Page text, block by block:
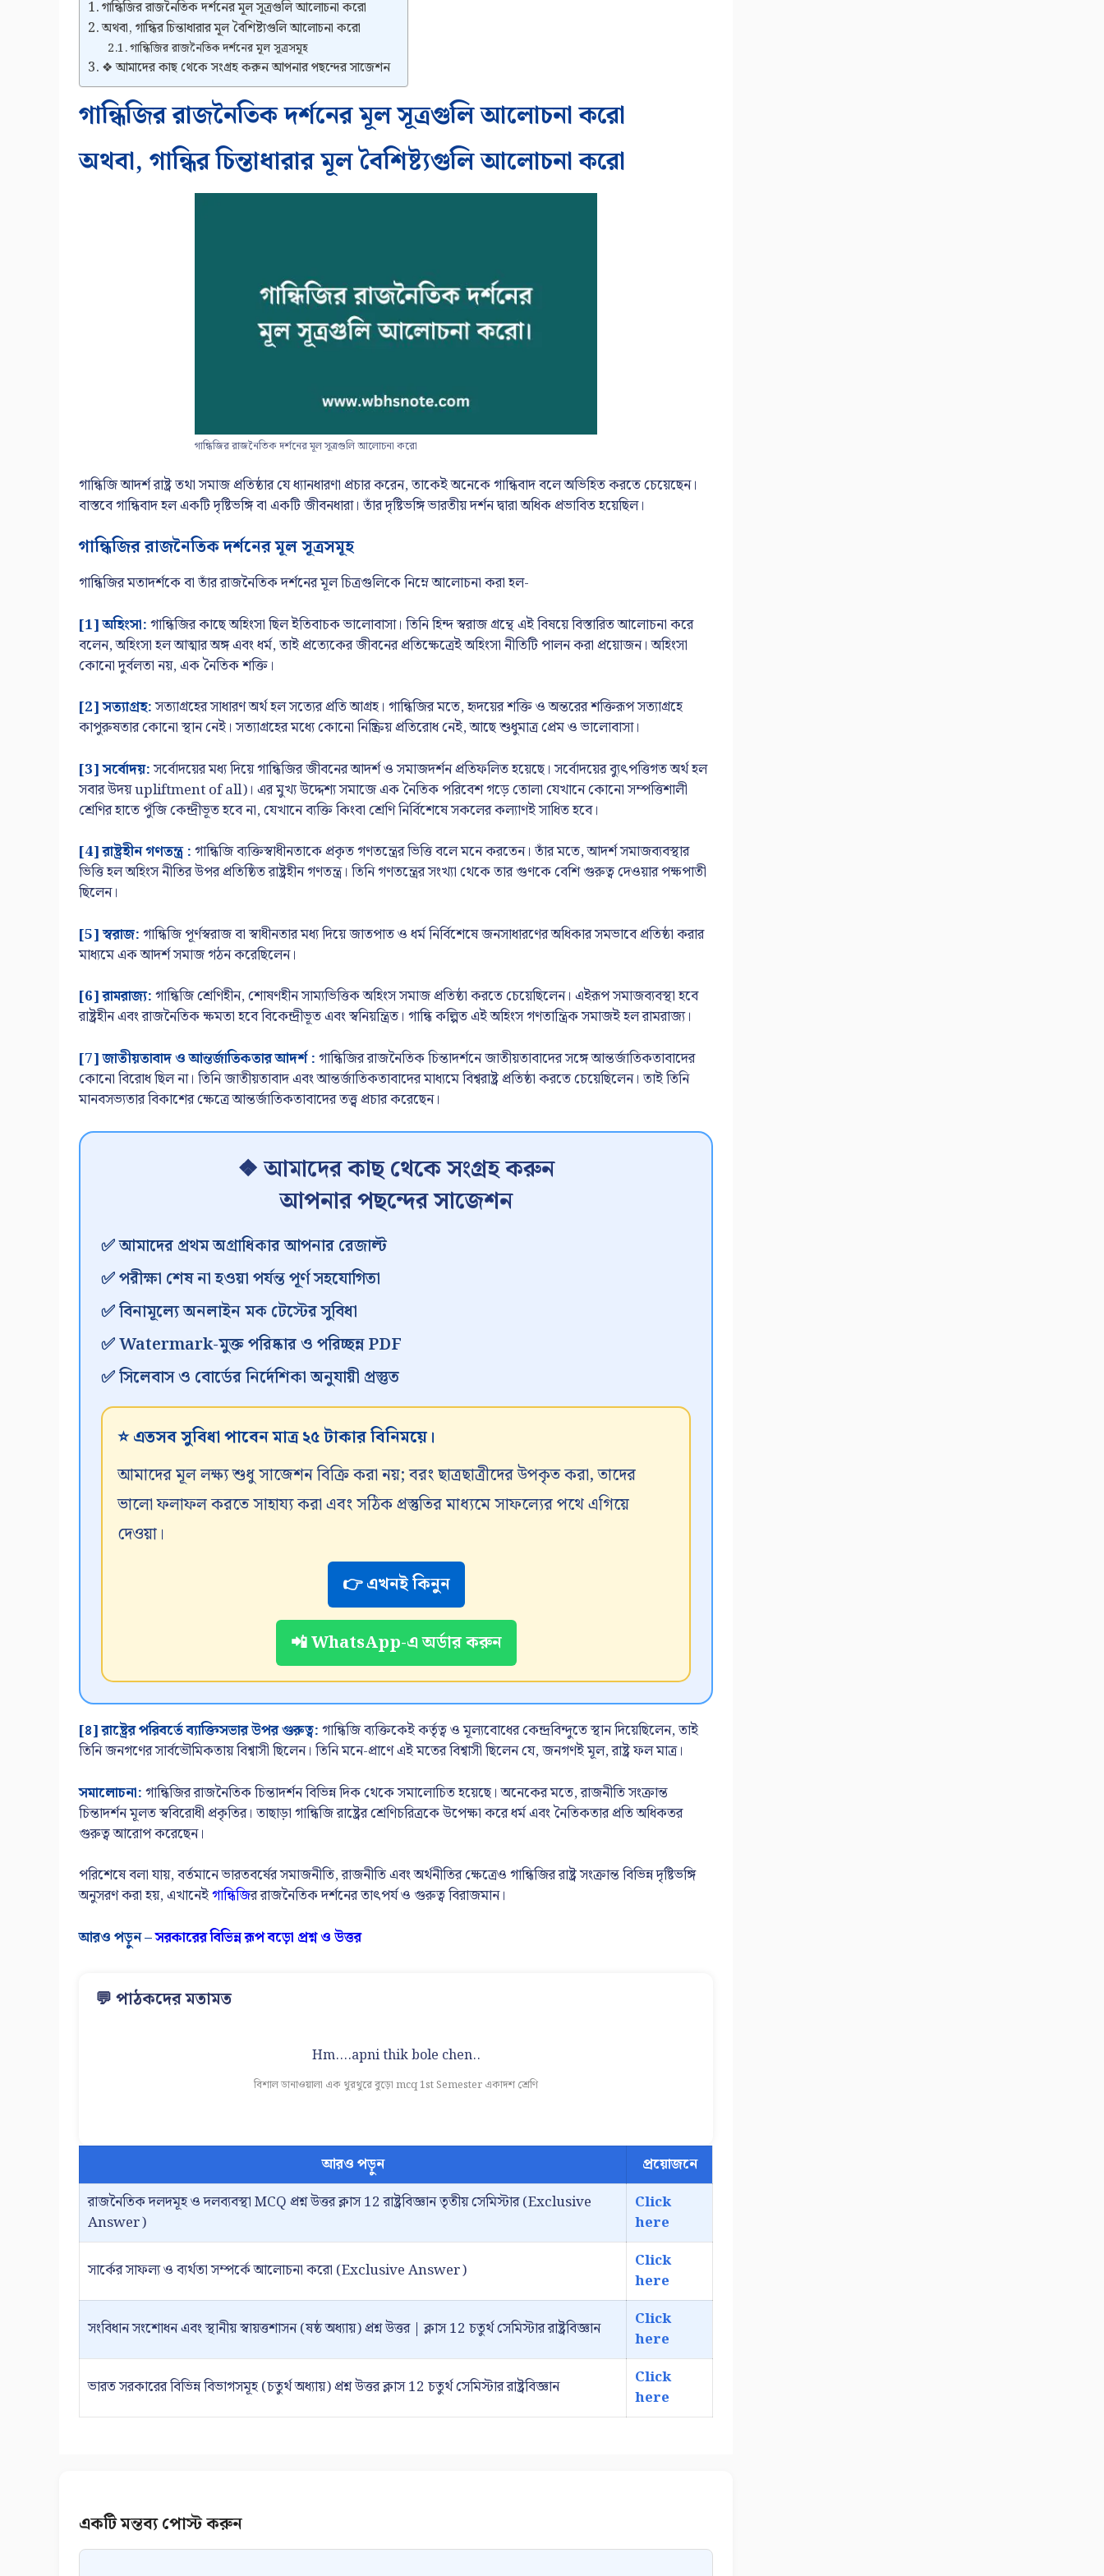
গান্ধিজির রাজনৈতিক দর্শনের মূল সূত্রগুলি আলোচনা করো
অথবা, গান্ধির চিন্তাধারার মূল বৈশিষ্ট্যগুলি আলোচনা করো
গান্ধিজির রাজনৈতিক দর্শনের মূল সূত্রসমূহ
❖ আমাদের কাছ থেকে সংগ্রহ করুন আপনার পছন্দের সাজেশন
গান্ধিজির রাজনৈতিক দর্শনের মূল সূত্রগুলি আলোচনা করো
অথবা, গান্ধির চিন্তাধারার মূল বৈশিষ্ট্যগুলি আলোচনা করো
গান্ধিজির রাজনৈতিক দর্শনের মূল সূত্রগুলি আলোচনা করো
গান্ধিজি আদর্শ রাষ্ট্র তথা সমাজ প্রতিষ্ঠার যে ধ্যানধারণা প্রচার করেন, তাকেই অনেকে গান্ধিবাদ বলে অভিহিত করতে চেয়েছেন।
বাস্তবে গান্ধিবাদ হল একটি দৃষ্টিভঙ্গি বা একটি জীবনধারা। তাঁর দৃষ্টিভঙ্গি ভারতীয় দর্শন দ্বারা অধিক প্রভাবিত হয়েছিল।
গান্ধিজির রাজনৈতিক দর্শনের মূল সূত্রসমূহ
গান্ধিজির মতাদর্শকে বা তাঁর রাজনৈতিক দর্শনের মূল চিত্রগুলিকে নিম্নে আলোচনা করা হল-
[1] অহিংসা:গান্ধিজির কাছে অহিংসা ছিল ইতিবাচক ভালোবাসা। তিনি হিন্দ স্বরাজ গ্রন্থে এই বিষয়ে বিস্তারিত আলোচনা করে
বলেন, অহিংসা হল আত্মার অঙ্গ এবং ধর্ম, তাই প্রত্যেকের জীবনের প্রতিক্ষেত্রেই অহিংসা নীতিটি পালন করা প্রয়োজন। অহিংসা
কোনো দুর্বলতা নয়, এক নৈতিক শক্তি।
[2] সত্যাগ্রহ:সত্যাগ্রহের সাধারণ অর্থ হলসত্যের প্রতি আগ্রহ। গান্ধিজির মতে, হৃদয়ের শক্তি ও অন্তরের শক্তিরূপ সত্যাগ্রহে
কাপুরুষতার কোনো স্থান নেই। সত্যাগ্রহের মধ্যে কোনো নিষ্ক্রিয় প্রতিরোধ নেই, আছে শুধুমাত্র প্রেম ও ভালোবাসা।
[3] সর্বোদয়:সর্বোদয়ের মধ্য দিয়ে গান্ধিজির জীবনের আদর্শ ও সমাজদর্শন প্রতিফলিত হয়েছে। সর্বোদয়ের ব্যুৎপত্তিগত অর্থ হল
সবার উদয় upliftment of all)। এর মুখ্য উদ্দেশ্য সমাজে এক নৈতিক পরিবেশ গড়ে তোলা যেখানে কোনো সম্পত্তিশালী
শ্রেণির হাতে পুঁজি কেন্দ্রীভূত হবে না, যেখানে ব্যক্তি কিংবা শ্রেণি নির্বিশেষে সকলের কল্যাণই সাধিত হবে।
[4] রাষ্ট্রহীন গণতন্ত্র :গান্ধিজি ব্যক্তিস্বাধীনতাকে প্রকৃত গণতন্ত্রের ভিত্তি বলে মনে করতেন। তাঁর মতে, আদর্শ সমাজব্যবস্থার
ভিত্তি হল অহিংস নীতির উপর প্রতিষ্ঠিত রাষ্ট্রহীন গণতন্ত্র। তিনি গণতন্ত্রের সংখ্যা থেকে তার গুণকে বেশি গুরুত্ব দেওয়ার পক্ষপাতী
ছিলেন।
[5] স্বরাজ:গান্ধিজি পূর্ণস্বরাজ বা স্বাধীনতার মধ্য দিয়ে জাতপাত ও ধর্ম নির্বিশেষে জনসাধারণের অধিকার সমভাবে প্রতিষ্ঠা করার
মাধ্যমে এক আদর্শ সমাজ গঠন করেছিলেন।
[6] রামরাজ্য:গান্ধিজি শ্রেণিহীন, শোষণহীন সাম্যভিত্তিক অহিংস সমাজ প্রতিষ্ঠা করতে চেয়েছিলেন। এইরূপ সমাজব্যবস্থা হবে
রাষ্ট্রহীন এবং রাজনৈতিক ক্ষমতা হবে বিকেন্দ্রীভূত এবং স্বনিয়ন্ত্রিত। গান্ধি কল্পিত এই অহিংস গণতান্ত্রিক সমাজই হল রামরাজ্য।
[7] জাতীয়তাবাদ ও আন্তর্জাতিকতার আদর্শ :গান্ধিজির রাজনৈতিক চিন্তাদর্শনে জাতীয়তাবাদের সঙ্গে আন্তর্জাতিকতাবাদের
কোনো বিরোধ ছিল না। তিনি জাতীয়তাবাদ এবং আন্তর্জাতিকতাবাদের মাধ্যমে বিশ্বরাষ্ট্র প্রতিষ্ঠা করতে চেয়েছিলেন। তাই তিনি
মানবসভ্যতার বিকাশের ক্ষেত্রে আন্তর্জাতিকতাবাদের তত্ত্ব প্রচার করেছেন।
❖ আমাদের কাছ থেকে সংগ্রহ করুন
আপনার পছন্দের সাজেশন
✅ আমাদের প্রথম অগ্রাধিকার আপনার রেজাল্ট
✅ পরীক্ষা শেষ না হওয়া পর্যন্ত পূর্ণ সহযোগিতা
✅ বিনামূল্যে অনলাইন মক টেস্টের সুবিধা
✅ Watermark-মুক্ত পরিষ্কার ও পরিচ্ছন্ন PDF
✅ সিলেবাস ও বোর্ডের নির্দেশিকা অনুযায়ী প্রস্তুত
⭐ এতসব সুবিধা পাবেন মাত্র ২৫ টাকার বিনিময়ে।
আমাদের মূল লক্ষ্য শুধু সাজেশন বিক্রি করা নয়; বরং ছাত্রছাত্রীদের উপকৃত করা, তাদের
ভালো ফলাফল করতে সাহায্য করা এবং সঠিক প্রস্তুতির মাধ্যমে সাফল্যের পথে এগিয়ে
দেওয়া।
👉 এখনই কিনুন
📲 WhatsApp-এ অর্ডার করুন
[৪] রাষ্ট্রের পরিবর্তে ব্যাক্তিসভার উপর গুরুত্ব:গান্ধিজি ব্যক্তিকেই কর্তৃত্ব ও মূল্যবোধের কেন্দ্রবিন্দুতে স্থান দিয়েছিলেন, তাই
তিনি জনগণের সার্বভৌমিকতায় বিশ্বাসী ছিলেন। তিনি মনে-প্রাণে এই মতের বিশ্বাসী ছিলেন যে, জনগণই মূল, রাষ্ট্র ফল মাত্র।
সমালোচনা:গান্ধিজির রাজনৈতিক চিন্তাদর্শন বিভিন্ন দিক থেকে সমালোচিত হয়েছে। অনেকের মতে, রাজনীতি সংক্রান্ত
চিন্তাদর্শন মূলত স্ববিরোধী প্রকৃতির। তাছাড়া গান্ধিজি রাষ্ট্রের শ্রেণিচরিত্রকে উপেক্ষা করে ধর্ম এবং নৈতিকতার প্রতি অধিকতর
গুরুত্ব আরোপ করেছেন।
পরিশেষে বলা যায়, বর্তমানে ভারতবর্ষের সমাজনীতি, রাজনীতি এবং অর্থনীতির ক্ষেত্রেও গান্ধিজির রাষ্ট্র সংক্রান্ত বিভিন্ন দৃষ্টিভঙ্গি
অনুসরণ করা হয়, এখানেইগান্ধিজির রাজনৈতিক দর্শনের তাৎপর্য ও গুরুত্ব বিরাজমান।
আরও পড়ুন –সরকারের বিভিন্ন রূপ বড়ো প্রশ্ন ও উত্তর
💬 পাঠকদের মতামত
Hm....apni thik bole chen..
বিশাল ডানাওয়ালা এক থুরথুরে বুড়ো mcq 1st Semester একাদশ শ্রেণি
আরও পড়ুন
প্রয়োজনে
রাজনৈতিক দলদমূহ ও দলব্যবস্থা MCQ প্রশ্ন উত্তর ক্লাস 12 রাষ্ট্রবিজ্ঞান তৃতীয় সেমিস্টার (Exclusive
Answer)
Click
here
সার্কের সাফল্য ও ব্যর্থতা সম্পর্কে আলোচনা করো (Exclusive Answer)
Click
here
সংবিধান সংশোধন এবং স্থানীয় স্বায়ত্তশাসন (ষষ্ঠ অধ্যায়) প্রশ্ন উত্তর | ক্লাস 12 চতুর্থ সেমিস্টার রাষ্ট্রবিজ্ঞান
Click
here
ভারত সরকারের বিভিন্ন বিভাগসমূহ (চতুর্থ অধ্যায়) প্রশ্ন উত্তর ক্লাস 12 চতুর্থ সেমিস্টার রাষ্ট্রবিজ্ঞান
Click
here
Comment